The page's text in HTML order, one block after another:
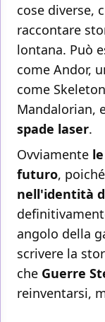
cose diverse,
raccontare
lontana. Può
come Andor,
come
Mandalorian,
spade laser.
Ovviamente
futuro, poiché
nell'identità
angolo della
scrivere la
che Guerre
reinventarsi,